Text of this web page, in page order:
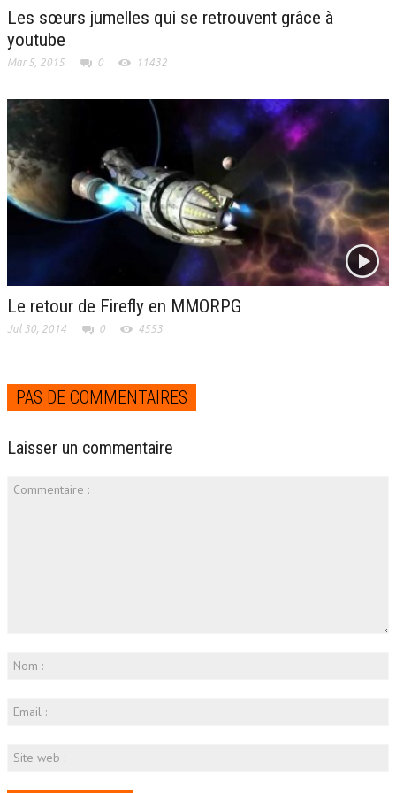
Les sœurs jumelles qui se retrouvent grâce à
youtube
Mar 5, 2015 0 11432
Le retour de Firefly en MMORPG
Jul 30, 2014 0 4553
PAS DE COMMENTAIRES
Laisser un commentaire